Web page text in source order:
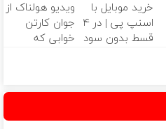
از داروخانه‌
و پک یخ!
خرید موبایل با
اسنپ پی | در ۴
قسط بدون سود
ویدیو هولناک از
جوان کارتن
خوابی که